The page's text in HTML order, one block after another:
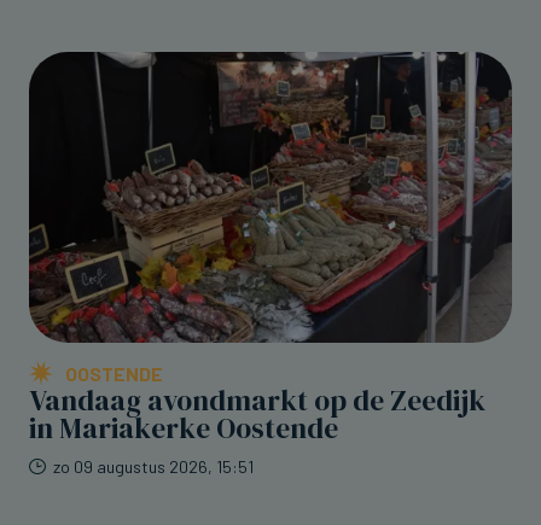
OOSTENDE
Vandaag avondmarkt op de Zeedijk
in Mariakerke Oostende
zo 09 augustus 2026, 15:51